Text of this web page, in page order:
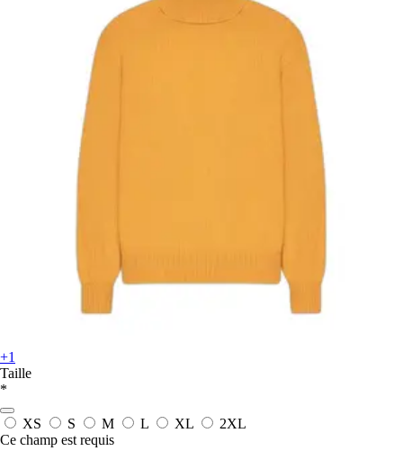
+1
Taille
*
XS S M L XL
2XL
Ce champ est requis